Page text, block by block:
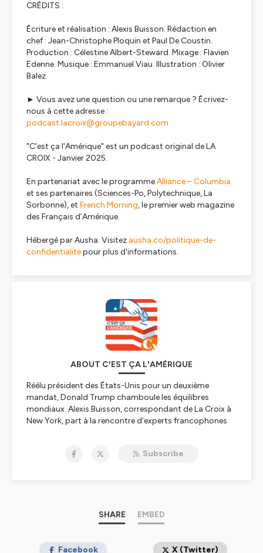
CRÉDITS :
Écriture et réalisation : Alexis Buisson. Rédaction en
chef : Jean-Christophe Ploquin et Paul De Coustin.
Production : Célestine Albert-Steward. Mixage : Flavien
Edenne. Musique : Emmanuel Viau. Illustration : Olivier
Balez.
► Vous avez une question ou une remarque ? Écrivez-
nous à cette adresse :
podcast.lacroix@groupebayard.com
"C'est ça l'Amérique" est un podcast original de LA
CROIX - Janvier 2025.
En partenariat avec le programmeAlliance – Columbia
et ses partenaires (Sciences-Po, Polytechnique, La
Sorbonne), et French Morning, le premier web magazine
des Français d’Amérique.
Hébergé par Ausha. Visitez ausha.co/politique-de-
confidentialitepour plus d'informations.
ABOUT C'EST ÇA L'AMÉRIQUE
Réélu président des États-Unis pour un deuxième
mandat, Donald Trump chamboule les équilibres
mondiaux. Alexis Buisson, correspondant deLa Croix à
New York, part à la rencontre d’experts francophones
ça l’Amérique".
analysent au quotidien les mutations du pays.
retrouver tous les mois, jusqu’en janvier 2026.
Subscribe
SHARE EMBED
Facebook X (Twitter)